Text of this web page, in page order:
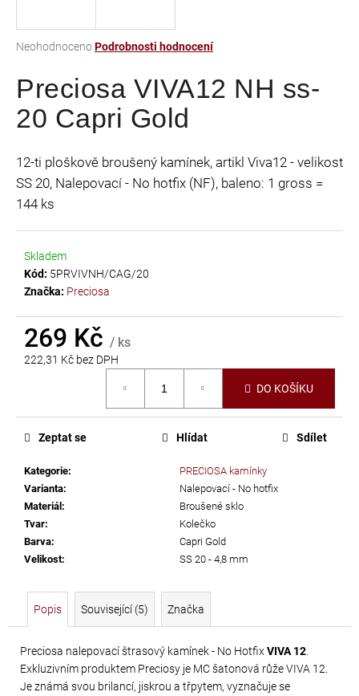
Průměrné
produktu
je
0,0
hvězdiček.
NeohodnocenoPodrobnosti hodnocení
Preciosa VIVA12 NH ss-
20 Capri Gold
12-ti ploškově broušený kamínek, artikl Viva12 - velikost
SS 20, Nalepovací - No hotfix (NF), baleno: 1 gross =
144 ks
Skladem
Kód: 5PRVIVNH/CAG/20
Značka: Preciosa
269 Kč / ks
222,31 Kč bez DPH
DO KOŠÍKU
Kategorie:
PRECIOSA kamínky
Varianta:
Nalepovací - No hotfix
Materiál:
Broušené sklo
Tvar:
Kolečko
Barva:
Capri Gold
Velikost: SS 20 - 4,8 mm
Zeptat se Hlídat Sdílet
Popis Související (5) Značka
Preciosa nalepovací štrasový kamínek - No HotfixVIVA 12
Exkluzivním produktem Preciosy je MC šatonová růže VIVA 12.
Je známá svou brilancí, jiskrou a třpytem, vyznačuje se
j
t
?
HLEDAT
D
o
p
u
e
m
TŘÁSNĚ
NEELASTICKÉ
BARBADOS
DÉLKA
CM
620
Kč